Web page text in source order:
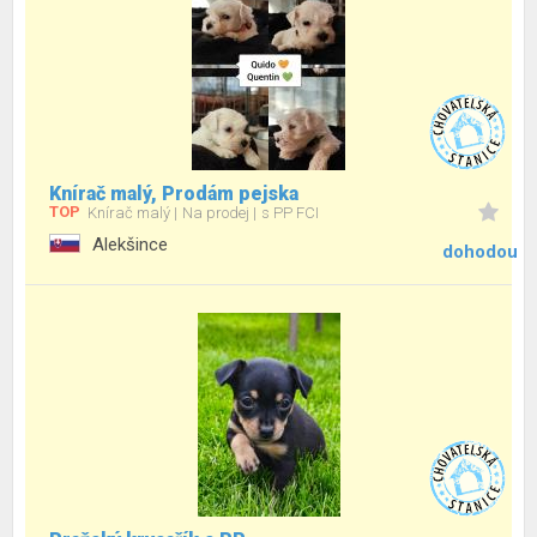
Knírač malý, Prodám pejska
TOP Knírač malý Na prodej s PP FCI
Alekšince dohodou